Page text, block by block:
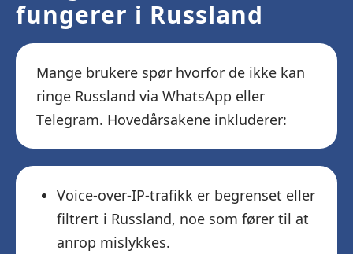
fungerer i Russland
Mange brukere spør hvorfor de ikke kan
ringe Russland via WhatsApp eller
Telegram. Hovedårsakene inkluderer:
Voice-over-IP-trafikk er begrenset eller
filtrert i Russland, noe som fører til at
anrop mislykkes.